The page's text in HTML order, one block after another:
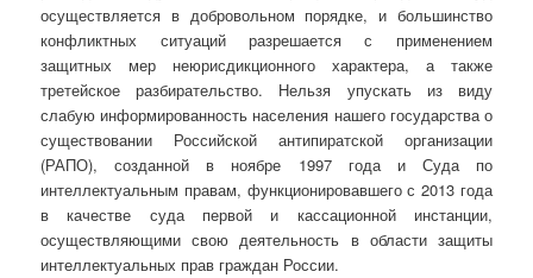
осуществляется в добровольном порядке, и большинство
конфликтных ситуаций разрешается с применением
защитных мер неюрисдикционного характера, а также
третейское разбирательство. Нельзя упускать из виду
слабую информированность населения нашего государства о
существовании Российской антипиратской организации
(РАПО), созданной в ноябре 1997 года и Суда по
интеллектуальным правам, функционировавшего с 2013 года
в качестве суда первой и кассационной инстанции,
осуществляющими свою деятельность в области защиты
интеллектуальных прав граждан России.